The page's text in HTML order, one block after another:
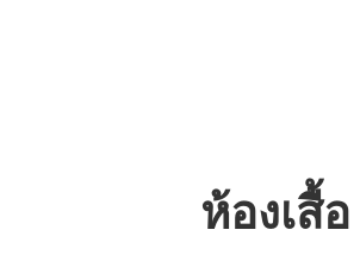
ห้องเสื้